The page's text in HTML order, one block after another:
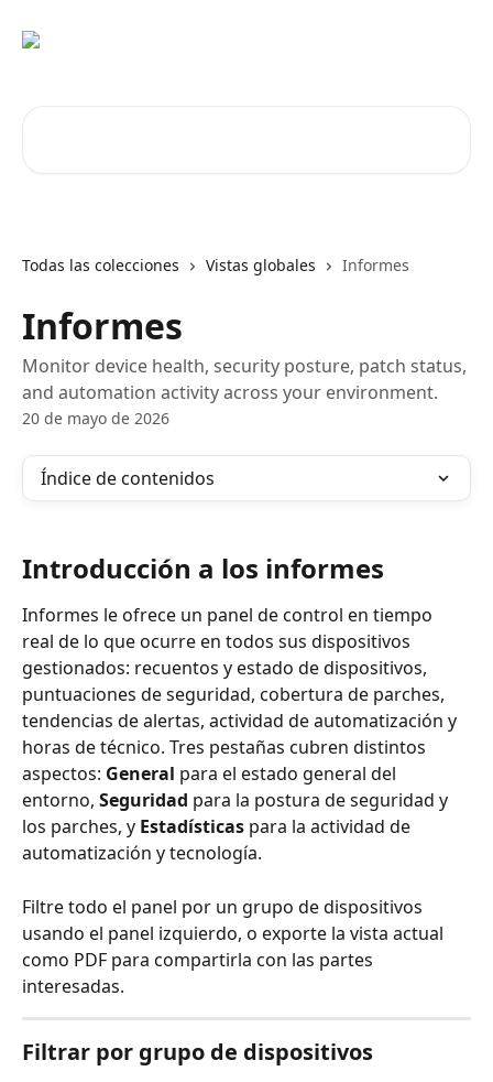
Todas las colecciones Vistas globales Informes
Informes
Monitor device health, security posture, patch status,
and automation activity across your environment.
20 de mayo de 2026
Índice de contenidos
Introducción a los informes
Informes le ofrece un panel de control en tiempo
real de lo que ocurre en todos sus dispositivos
gestionados: recuentos y estado de dispositivos,
puntuaciones de seguridad, cobertura de parches,
tendencias de alertas, actividad de automatización y
horas de técnico. Tres pestañas cubren distintos
aspectos: General para el estado general del
entorno, Seguridad para la postura de seguridad y
los parches, y Estadísticas para la actividad de
automatización y tecnología.
Filtre todo el panel por un grupo de dispositivos
usando el panel izquierdo, o exporte la vista actual
como PDF para compartirla con las partes
interesadas.
Filtrar por grupo de dispositivos